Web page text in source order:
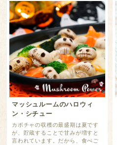
マッシュルームのハロウィ
ン・シチュー
カボチャの収穫の最盛期は夏です
が、貯蔵することで甘みが増すと
言われています。だから、食べご